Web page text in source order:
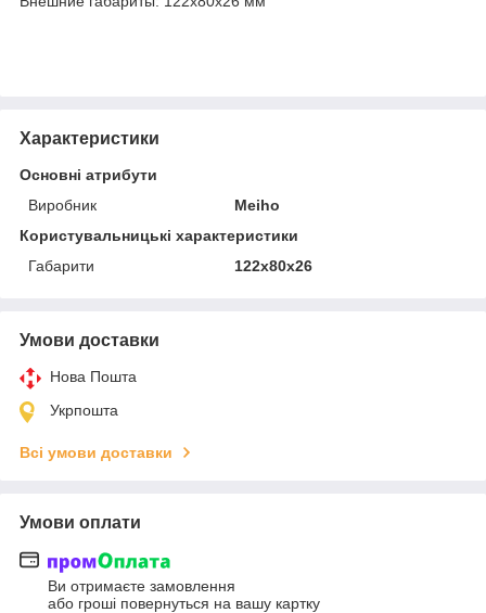
Характеристики
Основні атрибути
Виробник
Meiho
Користувальницькі характеристики
Габарити
122х80х26
Умови доставки
Нова Пошта
Укрпошта
Всі умови доставки
Умови оплати
Ви отримаєте замовлення
або гроші повернуться на вашу картку